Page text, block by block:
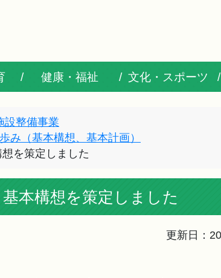
健康・福祉 文化・スポーツ
設整備事業
み（基本構想、基本計画）
を策定しました
本構想を策定しました
更新日：